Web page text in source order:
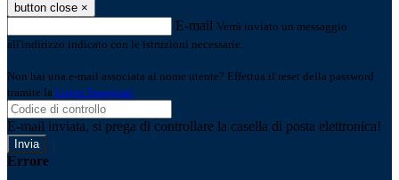
button close ×
E-mail Verrà inviato un messaggio
all'indirizzo indicato con le istruzioni necessarie.
Non hai una e-mail associata al nome utente? Effettua il reset della password
tramite la Login Spaggiari
E-mail inviata, si prega di controllare la casella di posta elettronica!
Errore